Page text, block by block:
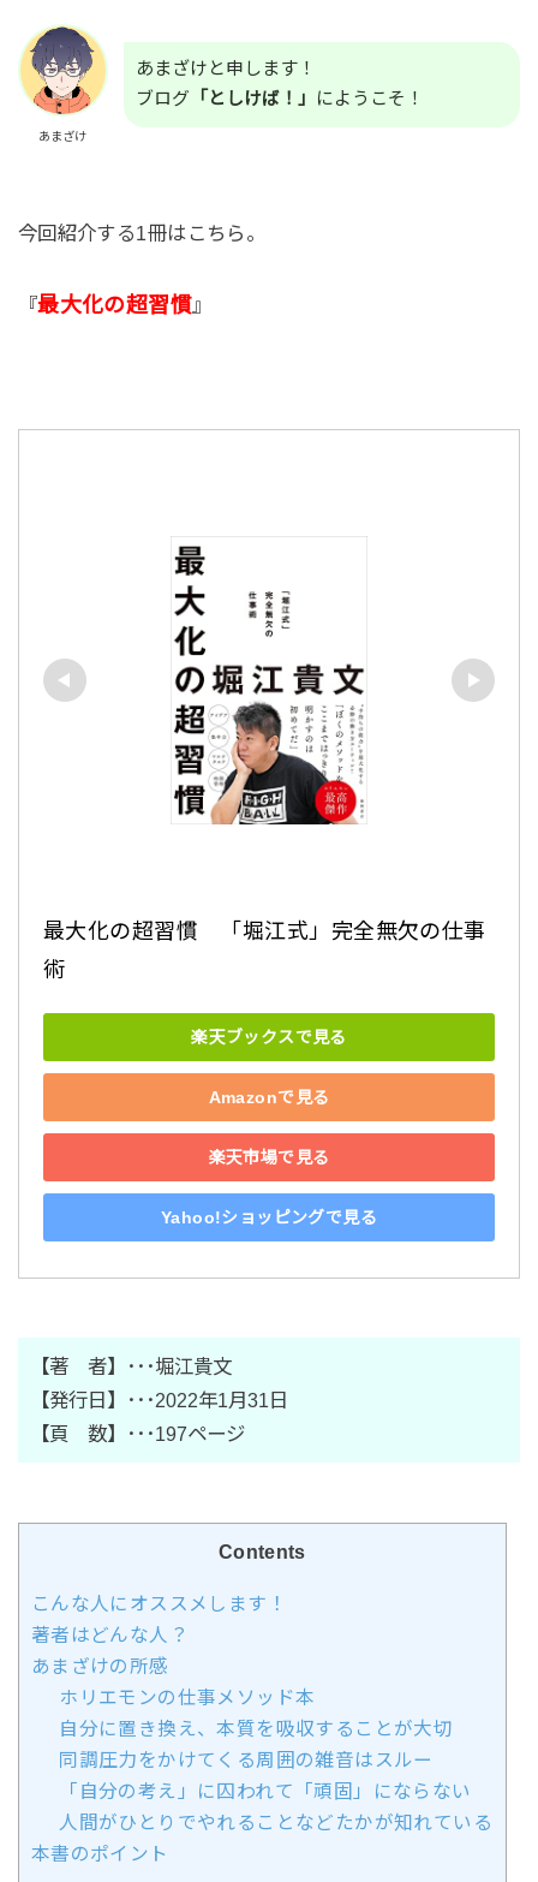
あまざけ
あまざけと申します！
ブログ 「としけば！」 にようこそ！
今回紹介する1冊はこちら。
『最大化の超習慣』
最大化の超習慣　「堀江式」完全無欠の仕事
術
楽天ブックスで見る
Amazonで見る
楽天市場で見る
Yahoo!ショッピングで見る
【著 者】･･･堀江貴文
【発行日】･･･2022年1月31日
【頁 数】･･･197ページ
Contents
こんな人にオススメします！
著者はどんな人？
あまざけの所感
ホリエモンの仕事メソッド本
自分に置き換え、本質を吸収することが大切
同調圧力をかけてくる周囲の雑音はスルー
「自分の考え」に囚われて「頑固」にならない
人間がひとりでやれることなどたかが知れている
本書のポイント